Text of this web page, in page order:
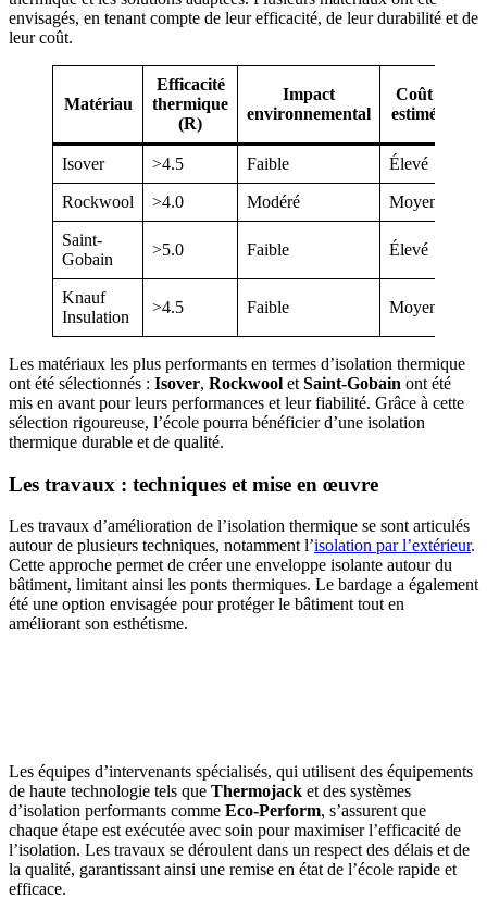
envisagés, en tenant compte de leur efficacité, de leur durabilité et de
leur coût.
Matériau
Efficacité
thermique
(R)
Impact
environnemental
Coût
estimé
Isover >4.5 Faible Élevé
Rockwool >4.0 Modéré Moyen
Saint-
Gobain
>5.0 Faible Élevé
Knauf
Insulation
>4.5 Faible Moyen
Les matériaux les plus performants en termes d’isolation thermique
ont été sélectionnés : Isover, Rockwool et Saint-Gobain ont été
mis en avant pour leurs performances et leur fiabilité. Grâce à cette
sélection rigoureuse, l’école pourra bénéficier d’une isolation
thermique durable et de qualité.
Les travaux : techniques et mise en œuvre
Les travaux d’amélioration de l’isolation thermique se sont articulés
autour de plusieurs techniques, notamment l’isolation par l’extérieur.
Cette approche permet de créer une enveloppe isolante autour du
bâtiment, limitant ainsi les ponts thermiques. Le bardage a également
été une option envisagée pour protéger le bâtiment tout en
améliorant son esthétisme.
Les équipes d’intervenants spécialisés, qui utilisent des équipements
de haute technologie tels que Thermojack et des systèmes
d’isolation performants comme Eco-Perform, s’assurent que
chaque étape est exécutée avec soin pour maximiser l’efficacité de
l’isolation. Les travaux se déroulent dans un respect des délais et de
la qualité, garantissant ainsi une remise en état de l’école rapide et
efficace.